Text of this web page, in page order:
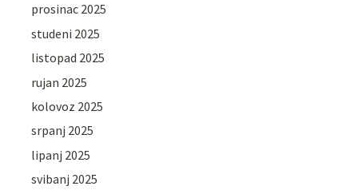
prosinac 2025
studeni 2025
listopad 2025
rujan 2025
kolovoz 2025
srpanj 2025
lipanj 2025
svibanj 2025